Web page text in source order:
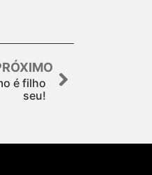
é filho
seu!